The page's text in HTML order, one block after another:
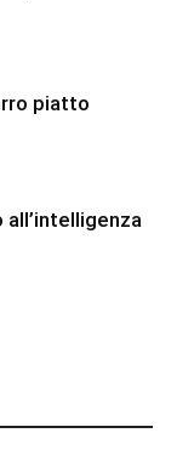
piatto
all’intelligenza